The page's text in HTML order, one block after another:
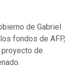
de Gabriel
fondos de AFP,
de